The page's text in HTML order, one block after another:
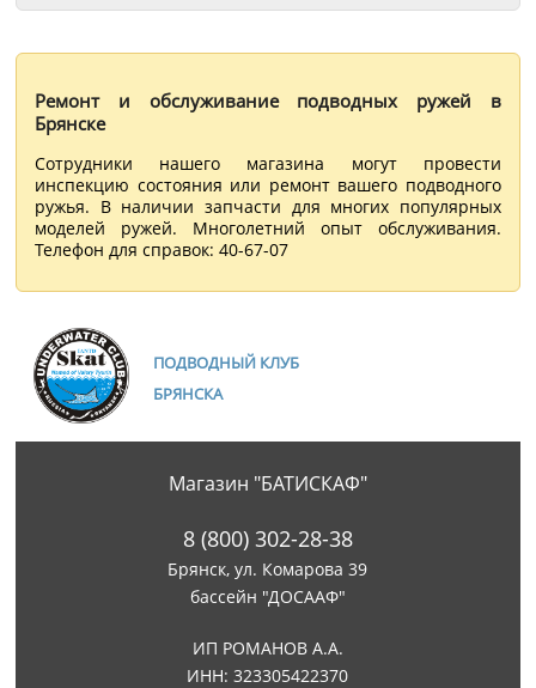
Ремонт и обслуживание подводных ружей в
Брянске
Сотрудники нашего магазина могут провести
инспекцию состояния или ремонт вашего подводного
ружья. В наличии запчасти для многих популярных
моделей ружей. Многолетний опыт обслуживания.
Телефон для справок: 40-67-07
ПОДВОДНЫЙ КЛУБ
БРЯНСКА
Магазин "БАТИСКАФ"
8 (800) 302-28-38
Брянск, ул. Комарова 39
бассейн "ДОСААФ"
ИП РОМАНОВ А.А.
ИНН: 323305422370